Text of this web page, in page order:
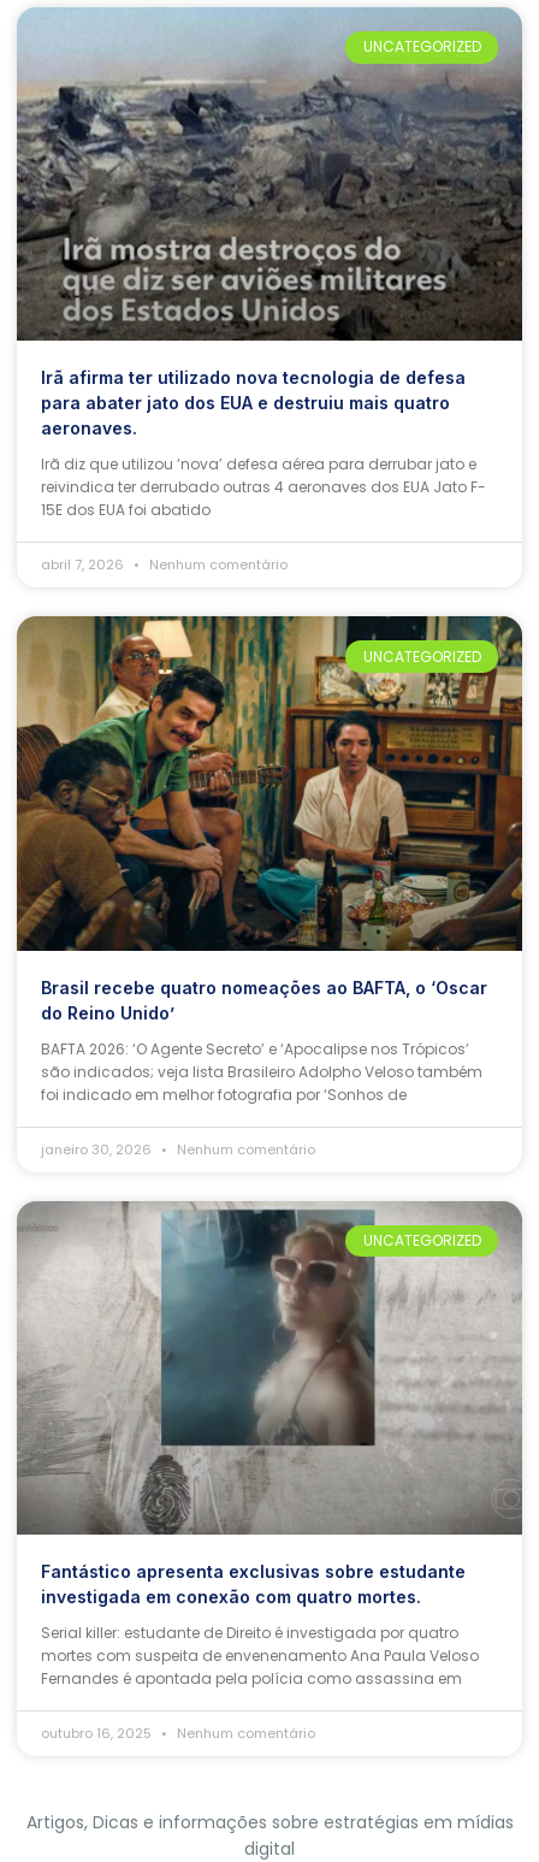
UNCATEGORIZED
Irã afirma ter utilizado nova tecnologia de defesa
para abater jato dos EUA e destruiu mais quatro
aeronaves.
Irã diz que utilizou ‘nova’ defesa aérea para derrubar jato e
reivindica ter derrubado outras 4 aeronaves dos EUA Jato F-
15E dos EUA foi abatido
abril 7, 2026 Nenhum comentário
UNCATEGORIZED
Brasil recebe quatro nomeações ao BAFTA, o ‘Oscar
do Reino Unido’
BAFTA 2026: ‘O Agente Secreto’ e ‘Apocalipse nos Trópicos’
são indicados; veja lista Brasileiro Adolpho Veloso também
foi indicado em melhor fotografia por ‘Sonhos de
janeiro 30, 2026 Nenhum comentário
UNCATEGORIZED
Fantástico apresenta exclusivas sobre estudante
investigada em conexão com quatro mortes.
Serial killer: estudante de Direito é investigada por quatro
mortes com suspeita de envenenamento Ana Paula Veloso
Fernandes é apontada pela polícia como assassina em
outubro 16, 2025 Nenhum comentário
Artigos, Dicas e informações sobre estratégias em mídias
digital